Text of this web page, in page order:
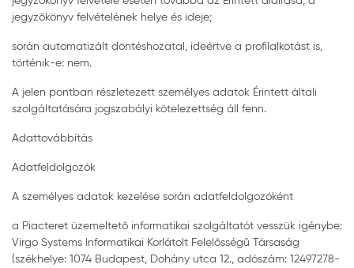
jegyzőkönyv felvételének helye és ideje;
során automatizált döntéshozatal, ideértve a profilalkotást is,
történik-e: nem.
A jelen pontban részletezett személyes adatok Érintett általi
szolgáltatására jogszabályi kötelezettség áll fenn.
Adattovábbítás
Adatfeldolgozók
A személyes adatok kezelése során adatfeldolgozóként
a Piacteret üzemeltető informatikai szolgáltatót vesszük igénybe:
Virgo Systems Informatikai Korlátolt Felelősségű Társaság
(székhelye: 1074 Budapest, Dohány utca 12., adószám: 12497278-